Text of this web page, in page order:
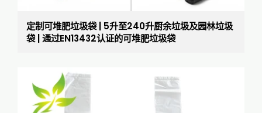
定制可堆肥垃圾袋 | 5升至240升厨余垃圾及园林垃圾
袋 | 通过EN13432认证的可堆肥垃圾袋